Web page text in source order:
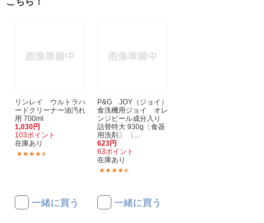
リンレイ ウルトラハ
ードクリーナー油汚れ
用 700ml
1,030円
103ポイント
在庫あり
一緒に買う
P&G JOY（ジョイ）
食洗機用ジョイ オレ
ンジピール成分入り
詰替特大 930g〔食器
用洗剤〕 〔...
623円
63ポイント
在庫あり
一緒に買う